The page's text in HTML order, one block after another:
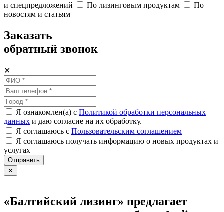
и спецпредложений
По лизинговым продуктам
По
новостям и статьям
Заказать
обратный звонок
✕
Я ознакомлен(а) с Политикой обработки персональных
данных и даю согласие на их обработку.
Я соглашаюсь c Пользовательским соглашением
Я соглашаюсь получать информацию о новых продуктах и
услугах
Отправить
✕
«Балтийский лизинг» предлагает